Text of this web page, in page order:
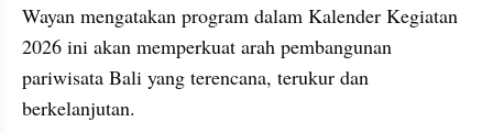
Wayan mengatakan program dalam Kalender Kegiatan
2026 ini akan memperkuat arah pembangunan
pariwisata Bali yang terencana, terukur dan
berkelanjutan.